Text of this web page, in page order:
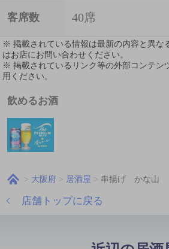
客席数 40席
※ 掲載されている情報は最新の内容と異な
はお店にお問い合わせください。
※ 掲載されているリンク等の外部コンテン
用ください。
飲めるお酒
大阪府 居酒屋 串揚げ かな山
店舗トップに戻る